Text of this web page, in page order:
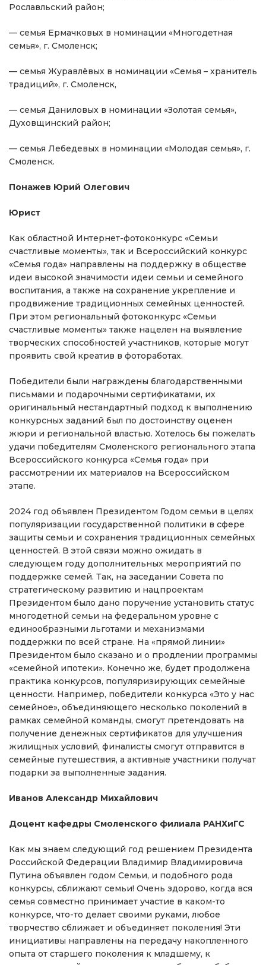
Рославльский район;
— семья Ермачковых в номинации «Многодетная
семья», г. Смоленск;
— семья Журавлёвых в номинации «Семья – хранитель
традиций», г. Смоленск,
— семья Даниловых в номинации «Золотая семья»,
Духовщинский район;
— семья Лебедевых в номинации «Молодая семья», г.
Смоленск.
Понажев Юрий Олегович
Юрист
Как областной Интернет-фотоконкурс «Семьи
счастливые моменты», так и Всероссийский конкурс
«Семья года» направлены на поддержку в обществе
идеи высокой значимости идеи семьи и семейного
воспитания, а также на сохранение укрепление и
продвижение традиционных семейных ценностей.
При этом региональный фотоконкурс «Семьи
счастливые моменты» также нацелен на выявление
творческих способностей участников, которые могут
проявить свой креатив в фотоработах.
Победители были награждены благодарственными
письмами и подарочными сертификатами, их
оригинальный нестандартный подход к выполнению
конкурсных заданий был по достоинству оценен
жюри и региональной властью. Хотелось бы пожелать
удачи победителям Смоленского регионального этапа
Всероссийского конкурса «Семья года» при
рассмотрении их материалов на Всероссийском
этапе.
2024 год объявлен Президентом Годом семьи в целях
популяризации государственной политики в сфере
защиты семьи и сохранения традиционных семейных
ценностей. В этой связи можно ожидать в
следующем году дополнительных мероприятий по
поддержке семей. Так, на заседании Совета по
стратегическому развитию и нацпроектам
Президентом было дано поручение установить статус
многодетной семьи на федеральном уровне с
единообразными льготами и механизмами
поддержки по всей стране. На «прямой линии»
Президентом было сказано и о продлении программы
«семейной ипотеки». Конечно же, будет продолжена
практика конкурсов, популяризирующих семейные
ценности. Например, победители конкурса «Это у нас
семейное», объединяющего несколько поколений в
рамках семейной команды, смогут претендовать на
получение денежных сертификатов для улучшения
жилищных условий, финалисты смогут отправится в
семейные путешествия, а активные участники получат
подарки за выполненные задания.
Иванов Александр Михайлович
Доцент кафедры Смоленского филиала РАНХиГС
Как мы знаем следующий год решением Президента
Российской Федерации Владимир Владимировича
Путина объявлен годом Семьи, и подобного рода
конкурсы, сближают семьи! Очень здорово, когда вся
семья совместно принимает участие в каком-то
конкурсе, что-то делает своими руками, любое
творчество сближает и объединяет поколения! Эти
инициативы направлены на передачу накопленного
опыта от старшего поколения к младшему, к